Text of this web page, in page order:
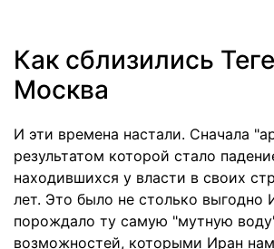
Как сблизились
Москва
И эти времена настали. Сначала
результатом которой стало
находившихся у власти в своих
лет. Это было не столько выгодно
порождало ту самую "мутную
возможностей, которыми Иран